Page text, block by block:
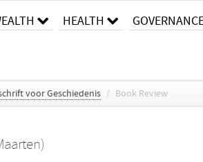
HEALTH
voor Geschiedenis / Book Review